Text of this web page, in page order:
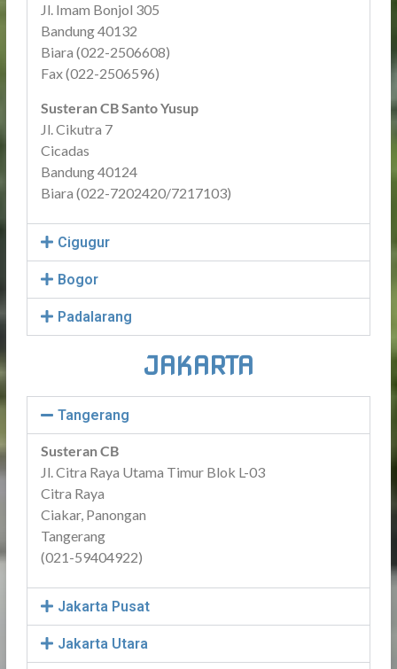
Jl. Imam Bonjol 305
Bandung 40132
Biara (022-2506608)
Fax (022-2506596)
Susteran CB Santo Yusup
Jl. Cikutra 7
Cicadas
Bandung 40124
Biara (022-7202420/7217103)
Cigugur
Bogor
Padalarang
JAKARTA
Tangerang
Susteran CB
Jl. Citra Raya Utama Timur Blok L-03
Citra Raya
Ciakar, Panongan
Tangerang
(021-59404922)
Jakarta Pusat
Jakarta Utara